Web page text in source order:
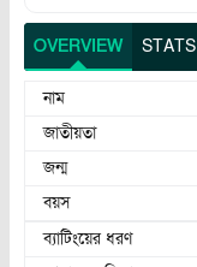
OVERVIEW STATS
নাম
জাতীয়তা
জন্ম
বয়স
ব্যাটিংয়ের ধরণ